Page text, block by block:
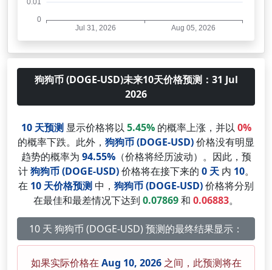
狗狗币 (DOGE-USD)未来10天价格预测：31 Jul
2026
10 天预测显示价格将以 5.45%的概率上涨，并以 0%
的概率下跌。此外， 狗狗币 (DOGE-USD)价格没有明显
趋势的概率为 94.55%（价格将经历波动）。因此，预
计狗狗币 (DOGE-USD)价格将在接下来的 0 天内 10。
在 10 天价格预测中， 狗狗币 (DOGE-USD)价格将分别
在最佳和最差情况下达到 0.07869和 0.06883。
10 天 狗狗币 (DOGE-USD) 预测的最终结果显示：
如果实际价格在 Aug 10, 2026之间，此预测将在